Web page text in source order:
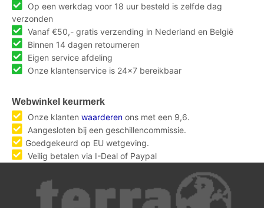
Op een werkdag voor 18 uur besteld is zelfde dag
verzonden
Vanaf €50,- gratis verzending in Nederland en België
Binnen 14 dagen retourneren
Eigen service afdeling
Onze klantenservice is 24x7 bereikbaar
Webwinkel keurmerk
Onze klanten waarderen ons met een 9,6.
Aangesloten bij een geschillencommissie.
Goedgekeurd op EU wetgeving.
Veilig betalen via I-Deal of Paypal